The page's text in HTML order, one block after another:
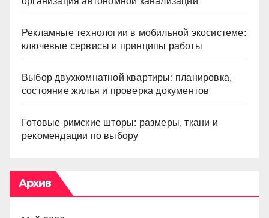
Рекламные технологии в мобильной экосистеме:
ключевые сервисы и принципы работы
Выбор двухкомнатной квартиры: планировка,
состояние жилья и проверка документов
Готовые римские шторы: размеры, ткани и
рекомендации по выбору
Архив